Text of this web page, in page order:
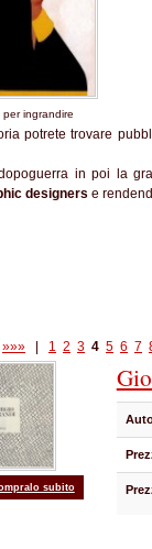
per ingrandire
potrete trovare
in poi la
designers e
»»» 1 2 3 4 5 6 7
subito